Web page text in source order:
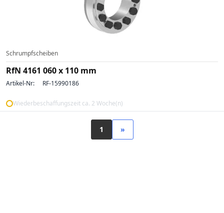
Schrumpfscheiben
RfN 4161 060 x 110 mm
Artikel-Nr: RF-15990186
Wiederbeschaffungszeit ca. 2 Woche(n)
1 »